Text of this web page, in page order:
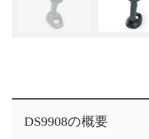
DS9908の概要